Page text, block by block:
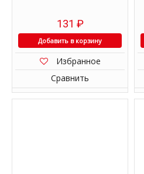
131 ₽
Добавить в корзину
Избранное
Сравнить